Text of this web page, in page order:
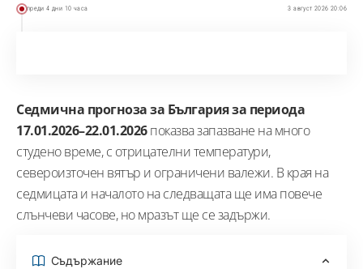
преди 4 дни 10 часа 3 август 2026 20:06
Седмична прогноза за България за периода
17.01.2026–22.01.2026показва запазване на много
студено време, с отрицателни температури,
североизточен вятър и ограничени валежи. В края на
седмицата и началото на следващата ще има повече
слънчеви часове, но мразът ще се задържи.
Съдържание